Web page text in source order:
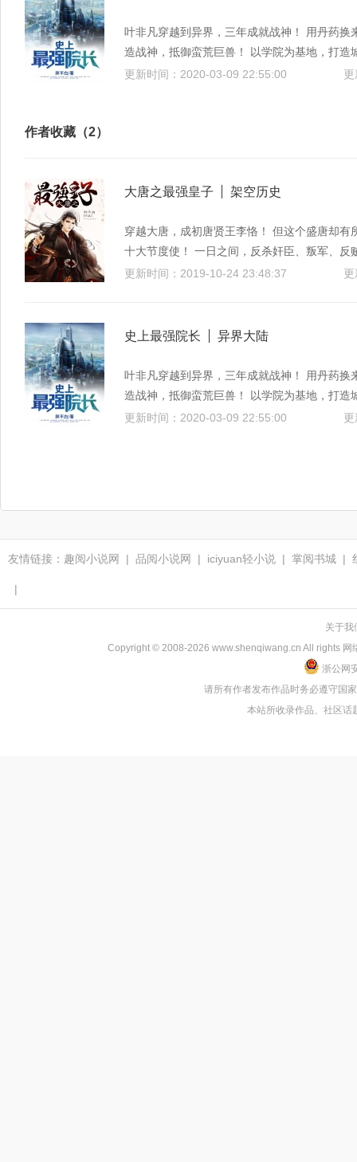
叶非凡穿越到异界，三年成就战神！ 用丹药
造战神，抵御蛮荒巨兽！ 以学院为基地，打造
更新时间：2020-03-09 22:55:00
作者收藏（2）
大唐之最强皇子 架空历史
穿越大唐，成初唐贤王李恪！ 但这个盛唐却
十大节度使！ 一日之间，反杀奸臣、叛军、
港，掌控天下之狼兵！ 解决疟疾，超低税收
任，父皇就交给你啦！”
更新时间：2019-10-24 23:48:37
史上最强院长 异界大陆
叶非凡穿越到异界，三年成就战神！ 用丹药
造战神，抵御蛮荒巨兽！ 以学院为基地，打造
更新时间：2020-03-09 22:55:00
友情链接： 趣阅小说网 | 品阅小说网 | iciyuan轻小说 | 掌阅书城 |
|
关于我
Copyright © 2008-2026 www.shenqiwang.cn All rights 网
浙公网
请所有作者发布作品时务必遵守国
本站所收录作品、社区话